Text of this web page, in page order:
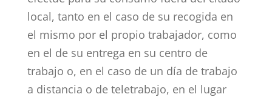
local, tanto en el caso de su recogida en
el mismo por el propio trabajador, como
en el de su entrega en su centro de
trabajo o, en el caso de un día de trabajo
a distancia o de teletrabajo, en el lugar